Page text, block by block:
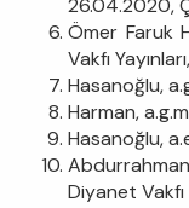
26.04.2020,
Ömer Faruk
Vakfı
Hasanoğlu,
Harman,
Hasanoğlu,
Diyanet Vakfı